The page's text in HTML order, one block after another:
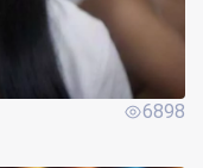
6898